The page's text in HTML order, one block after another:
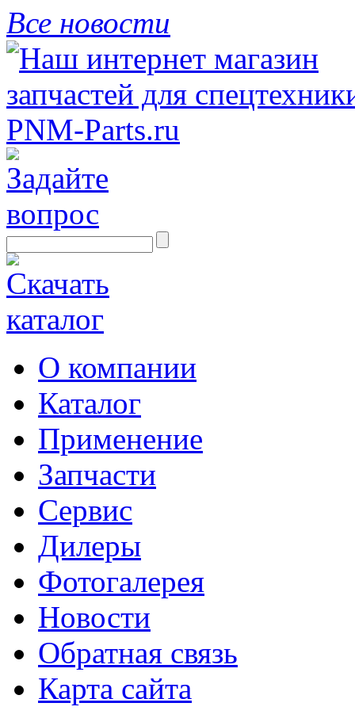
Все новости
О компании
Каталог
Применение
Запчасти
Сервис
Дилеры
Фотогалерея
Новости
Обратная связь
Карта сайта